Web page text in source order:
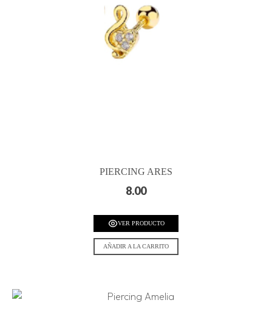
PIERCING ARES
8.00
VER PRODUCTO
AÑADIR A LA CARRITO